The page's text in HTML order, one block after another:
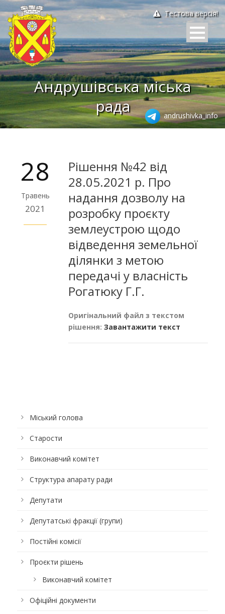
Тестова версія!
Андрушівська міська
рада
andrushivka_info
28
Травень
2021
Рішення №42 від
28.05.2021 р. Про
надання дозволу на
розробку проєкту
землеустрою щодо
відведення земельної
ділянки з метою
передачі у власність
Рогатюку Г.Г.
Оригінальний файл з текстом
рішення: Завантажити текст
Міський голова
Старости
Виконавчий комітет
Структура апарату ради
Депутати
Депутатські фракції (групи)
Постійні комісії
Проєкти рішень
Виконавчий комітет
Офіційні документи